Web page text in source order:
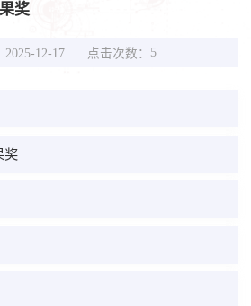
奖
12-17 点击次数： 5
奖